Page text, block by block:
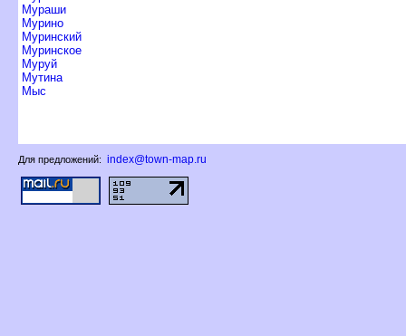
Мураши
Мурино
Муринский
Муринское
Муруй
Мутина
Мыс
Для предложений: index@town-map.ru